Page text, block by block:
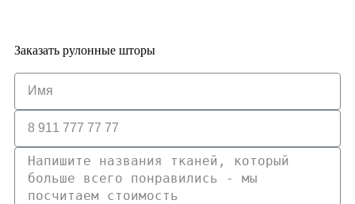
Заказать рулонные шторы